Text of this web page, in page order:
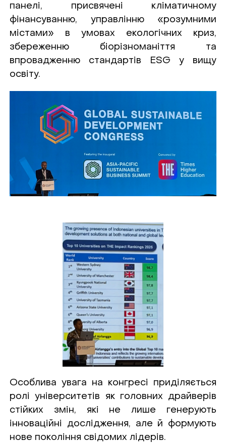
панелі, присвячені кліматичному
фінансуванню, управлінню «розумними
містами» в умовах екологічних криз,
збереженню біорізноманіття та
впровадженню стандартів ESG у вищу
освіту.
Особлива увага на конгресі приділяється
ролі університетів як головних драйверів
стійких змін, які не лише генерують
інноваційні дослідження, але й формують
нове покоління свідомих лідерів.